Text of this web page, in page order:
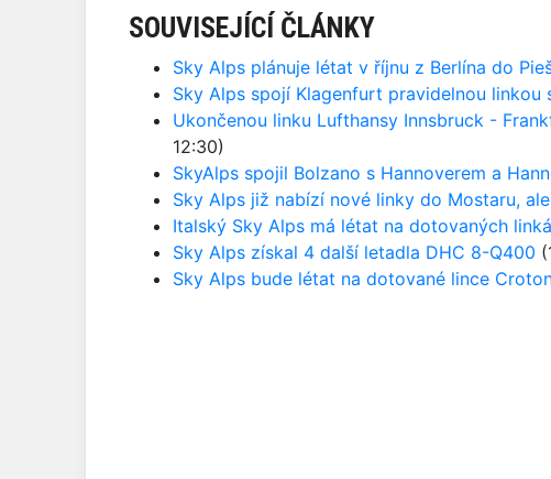
SOUVISEJÍCÍ ČLÁNKY
Sky Alps plánuje létat v říjnu z Berlína do
Sky Alps spojí Klagenfurt pravidelnou linkou
Ukončenou linku Lufthansy Innsbruck -
12:30)
SkyAlps spojil Bolzano s Hannoverem a
Sky Alps již nabízí nové linky do Mostaru,
Italský Sky Alps má létat na dotovaných
Sky Alps získal 4 další letadla DHC 8-Q400
Sky Alps bude létat na dotované lince